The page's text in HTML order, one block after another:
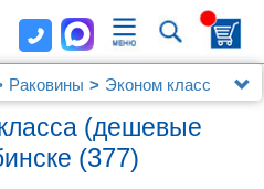
Раковины Эконом класс
(дешевые
(377)